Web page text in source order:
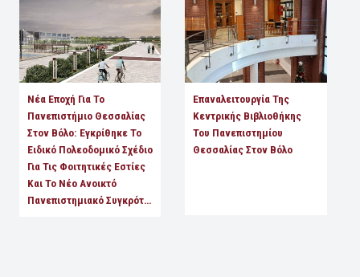
Νέα Εποχή Για Το
Πανεπιστήμιο Θεσσαλίας
Στον Βόλο: Εγκρίθηκε Το
Ειδικό Πολεοδομικό Σχέδιο
Για Τις Φοιτητικές Εστίες
Και Το Νέο Ανοικτό
Πανεπιστημιακό Συγκρότ…
Επαναλειτουργία Της
Κεντρικής Βιβλιοθήκης
Του Πανεπιστημίου
Θεσσαλίας Στον Βόλο